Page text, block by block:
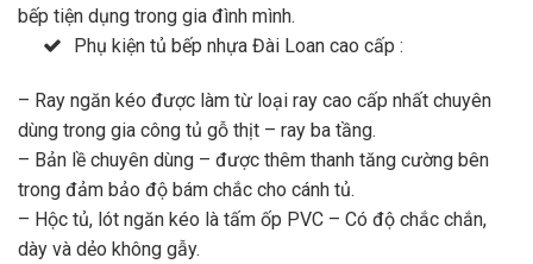
bếp tiện dụng trong gia đình mình.
Phụ kiện tủ bếp nhựa Đài Loan cao cấp :
– Ray ngăn kéo được làm từ loại ray cao cấp nhất chuyên
dùng trong gia công tủ gỗ thịt – ray ba tầng.
– Bản lề chuyên dùng – được thêm thanh tăng cường bên
trong đảm bảo độ bám chắc cho cánh tủ.
– Hộc tủ, lót ngăn kéo là tấm ốp PVC – Có độ chắc chắn,
dày và dẻo không gẫy.